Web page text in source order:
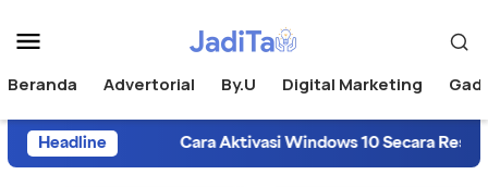
Beranda Advertorial By.U Digital Marketing
Headline Cara Aktivasi Windows 10 Secara Resmi